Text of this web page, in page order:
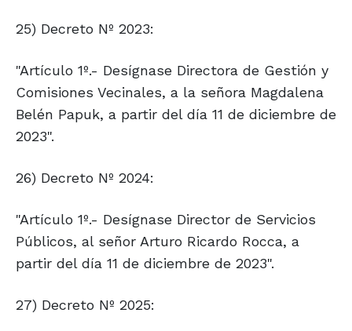
25) Decreto Nº 2023:
"Artículo 1º.- Desígnase Directora de Gestión y
Comisiones Vecinales, a la señora Magdalena
Belén Papuk, a partir del día 11 de diciembre de
2023".
26) Decreto Nº 2024:
"Artículo 1º.- Desígnase Director de Servicios
Públicos, al señor Arturo Ricardo Rocca, a
partir del día 11 de diciembre de 2023".
27) Decreto Nº 2025: